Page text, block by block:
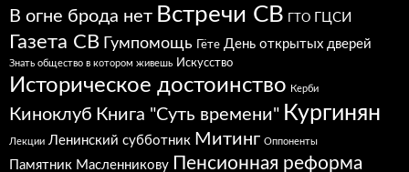
В огне брода нет Встречи СВ ГТО ГЦСИ
Газета СВ Гумпомощь Гёте День открытых дверей
Знать общество в котором живешь Искусство
Историческое достоинство Керби
Киноклуб Книга "Суть времени" Кургинян
Лекции Ленинский субботник Митинг Оппоненты
Памятник Масленникову Пенсионная реформа